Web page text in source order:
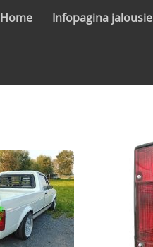
Home Infopagina jalousie